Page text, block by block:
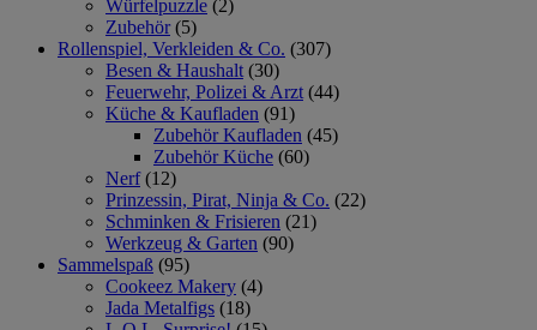
Würfelpuzzle (2)
Zubehör (5)
Rollenspiel, Verkleiden & Co. (307)
Besen & Haushalt (30)
Feuerwehr, Polizei & Arzt (44)
Küche & Kaufladen (91)
Zubehör Kaufladen (45)
Zubehör Küche (60)
Nerf (12)
Prinzessin, Pirat, Ninja & Co. (22)
Schminken & Frisieren (21)
Werkzeug & Garten (90)
Sammelspaß (95)
Cookeez Makery (4)
Jada Metalfigs (18)